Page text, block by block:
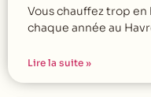
Vous chauffez trop
chaque année au
Lire la suite »